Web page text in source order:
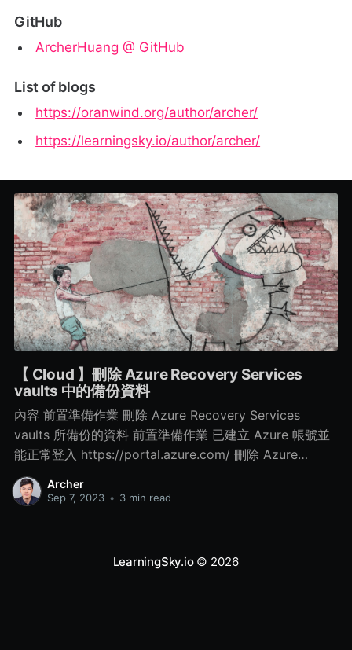
GitHub
ArcherHuang @ GitHub
List of blogs
https://oranwind.org/author/archer/
https://learningsky.io/author/archer/
【 Cloud 】刪除 Azure Recovery Services
vaults 中的備份資料
內容 前置準備作業 刪除 Azure Recovery Services
vaults 所備份的資料 前置準備作業 已建立 Azure 帳號並
能正常登入 https://portal.azure.com/ 刪除 Azure
Recovery Services vaults 所備份的資料 Step 1. 點選所
建立的 Azure Recovery Services vaults 服務 > 再點選
delete for cloud workloads 項目
Archer
Sep 7, 2023 • 3 min read
LearningSky.io© 2026